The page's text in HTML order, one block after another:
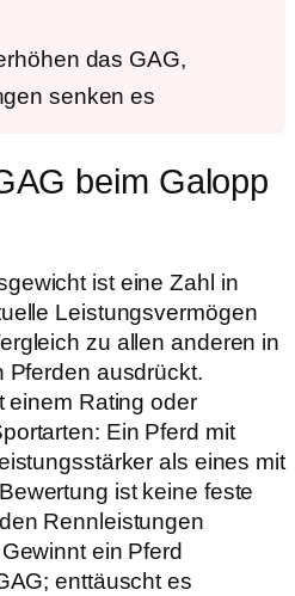
das GAG,
senken es
beim Galopp
ist eine Zahl in
Leistungsvermögen
zu allen anderen in
Pferden ausdrückt.
einem Rating oder
Ein Pferd mit
als eines mit
ist keine feste
Rennleistungen
ein Pferd
enttäuscht es